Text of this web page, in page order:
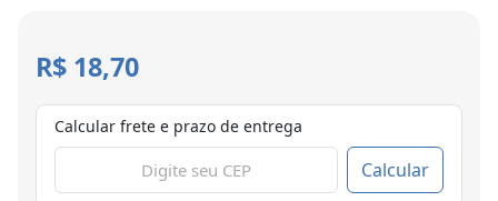
R$ 18,70
Calcular frete e prazo de entrega
Calcular